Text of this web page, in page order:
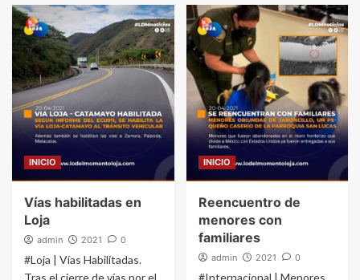
INICIO
Vías habilitadas en
Loja
admin 2021 0
#Loja | Vías Habilitadas.
INICIO
Reencuentro de
menores con
familiares
admin 2021 0